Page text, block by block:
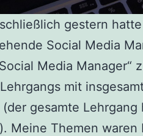
gestern
Social Media
Media Manager“
mit
gesamte Lehrgang
Meine Themen waren